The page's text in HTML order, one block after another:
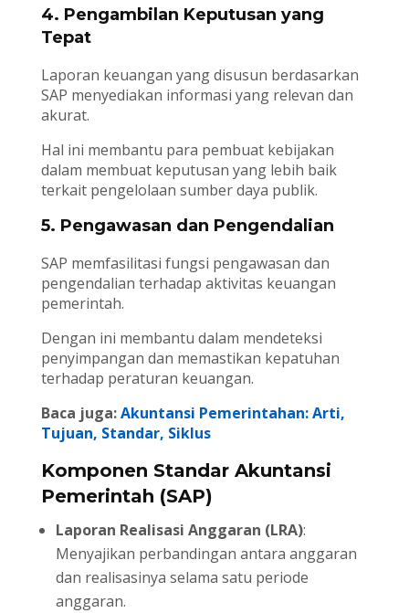
4. Pengambilan Keputusan yang
Tepat
Laporan keuangan yang disusun berdasarkan
SAP menyediakan informasi yang relevan dan
akurat.
Hal ini membantu para pembuat kebijakan
dalam membuat keputusan yang lebih baik
terkait pengelolaan sumber daya publik.
5. Pengawasan dan Pengendalian
SAP memfasilitasi fungsi pengawasan dan
pengendalian terhadap aktivitas keuangan
pemerintah.
Dengan ini membantu dalam mendeteksi
penyimpangan dan memastikan kepatuhan
terhadap peraturan keuangan.
Baca juga:Akuntansi Pemerintahan: Arti,
Tujuan, Standar, Siklus
Komponen Standar Akuntansi
Pemerintah (SAP)
Laporan Realisasi Anggaran (LRA):
Menyajikan perbandingan antara anggaran
dan realisasinya selama satu periode
anggaran.